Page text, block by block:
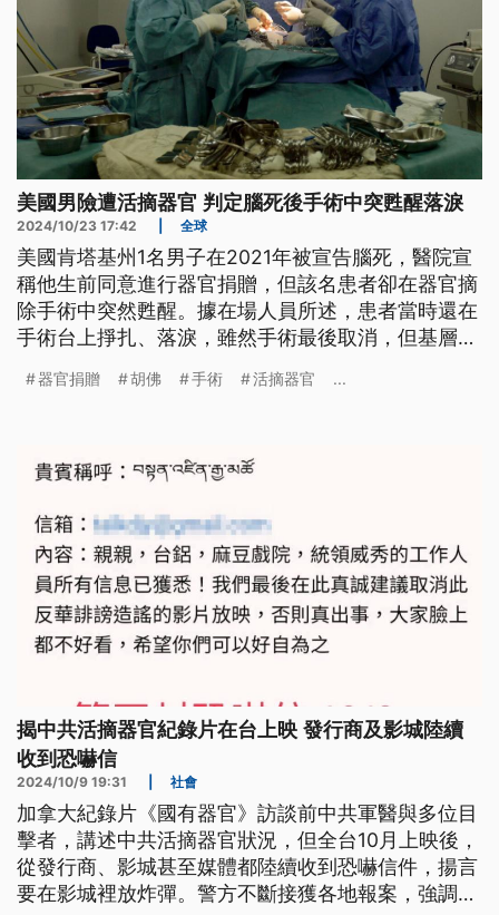
美國男險遭活摘器官 判定腦死後手術中突甦醒落淚
2024/10/23 17:42 全球
美國肯塔基州1名男子在2021年被宣告腦死，醫院宣
稱他生前同意進行器官捐贈，但該名患者卻在器官摘
除手術中突然甦醒。據在場人員所述，患者當時還在
手術台上掙扎、落淚，雖然手術最後取消，但基層疑
工披露後，美國眾議院今（2024）年9月已召開聽證
器官捐贈 胡佛 手術 活摘器官 ...
揭中共活摘器官紀錄片在台上映 發行商及影城陸續
收到恐嚇信
2024/10/9 19:31 社會
加拿大紀錄片《國有器官》訪談前中共軍醫與多位目
擊者，講述中共活摘器官狀況，但全台10月上映後，
從發行商、影城甚至媒體都陸續收到恐嚇信件，揚言
要在影城裡放炸彈。警方不斷接獲各地報案，強調將